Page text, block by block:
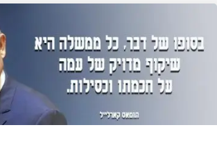
ביותר
היא…"